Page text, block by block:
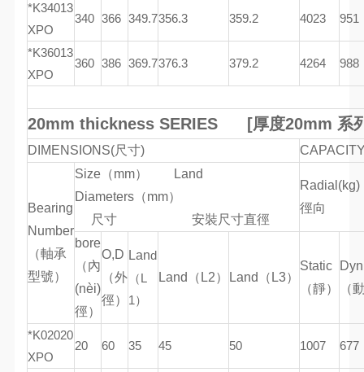
*K34013
XPO
340 366 349.7356.3 359.2 4023 951
*K36013
XPO
360 386 369.7376.3 379.2 4264 988
20mm thickness SERIES [厚度20mm 系
DIMENSIONS(尺寸)
Bearing
Number
（軸承
型號）
Size（mm） Land
Diameters（mm）
尺寸 安裝尺寸直徑
徑
bore
（內
(nèi)
徑）
O,D
（外
徑）
Land
（L
1）
Land（L2） Land（L3）
Static
（靜）
（
*K02020
XPO
20 60 35 45 50 1007 677